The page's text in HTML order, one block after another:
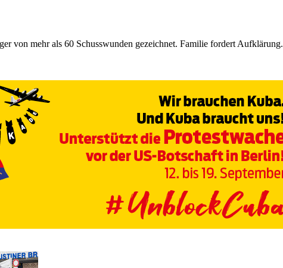
von mehr als 60 Schusswunden gezeichnet. Familie fordert Aufklärung.